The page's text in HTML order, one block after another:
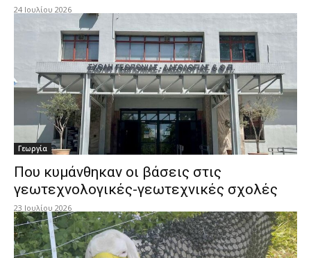
24 Ιουλίου 2026
Γεωργία
Που κυμάνθηκαν οι βάσεις στις
γεωτεχνολογικές-γεωτεχνικές σχολές
23 Ιουλίου 2026